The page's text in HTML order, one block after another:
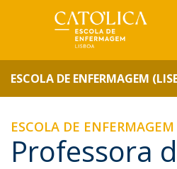
ESCOLA DE ENFERMAGEM
ESCOLA DE
Professora